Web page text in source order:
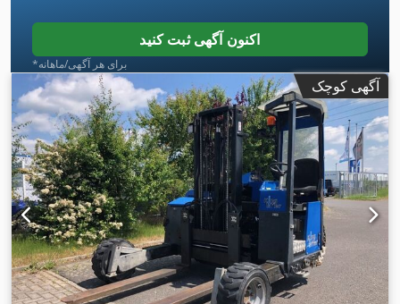
اکنون آگهی ثبت کنید
*برای هر آگهی/ماهانه
آگهی کوچک